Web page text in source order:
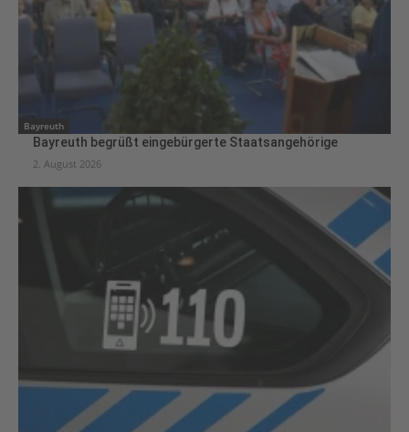
Bayreuth
Bayreuth begrüßt eingebürgerte Staatsangehörige
2. August 2026